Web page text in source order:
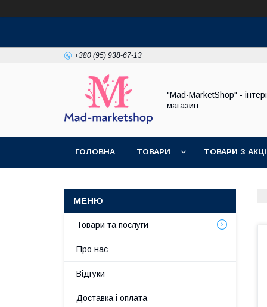
+380 (95) 938-67-13
"Mad-MarketShop" -
магазин
ГОЛОВНА ТОВАРИ ТОВАРИ З
Товари та послуги
Про нас
Відгуки
Доставка і оплата